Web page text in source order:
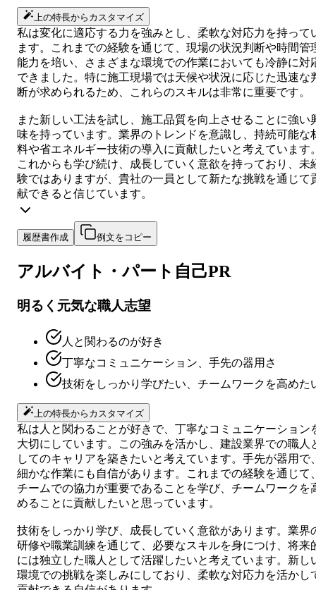
上の特長からカスタマイズ
私は変化に適応する力を強みとし、柔軟な対応力を持って
ます。これまでの経験を通じて、現場の状況判断や時間管
能力を培い、さまざまな環境での作業においても冷静に対
できました。特に施工現場では天候や状況に応じた迅速な
断が求められるため、これらのスキルは非常に重要です。
また新しい工法を試し、施工品質を向上させることに強い
味を持っています。業界のトレンドを意識し、持続可能な
料や省エネルギー技術の導入に貢献したいと考えています
これからも学び続け、成長していく意欲を持っており、未
験ではありますが、貴社の一員として新たな挑戦を通じて
献できると信じています。
履歴書作成 例文をコピー
アルバイト・パート 自己PR
明るく元気な職人志望
人と関わるのが好き
丁寧なコミュニケーション、手先の器用さ
技術をしっかり学びたい、チームワークを高めた
上の特長からカスタマイズ
私は人と関わることが好きで、丁寧なコミュニケーション
大切にしています。この強みを活かし、建設業界での職人
してのキャリアを築きたいと考えています。手先が器用で
細かな作業にも自信があります。これまでの経験を通じて
チームでの協力が重要であることを学び、チームワークを
めることに貢献したいと思っています。
技術をしっかり学び、成長していく意欲があります。業界
研修や職業訓練を通じて、必要なスキルを身につけ、将来
には独立した職人として活躍したいと考えています。新し
環境での挑戦を楽しみにしており、柔軟な対応力を活かし